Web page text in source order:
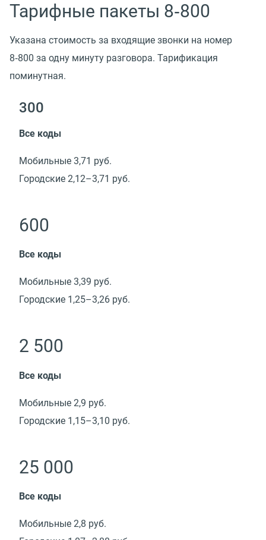
Тарифные пакеты 8‑800
Указана стоимость за входящие звонки на номер
8‑800 за одну минуту разговора. Тарификация
поминутная.
300
Все коды
Мобильные 3,71 руб.
Городские 2,12–3,71 руб.
600
Все коды
Мобильные 3,39 руб.
Городские 1,25–3,26 руб.
2 500
Все коды
Мобильные 2,9 руб.
Городские 1,15–3,10 руб.
25 000
Все коды
Мобильные 2,8 руб.